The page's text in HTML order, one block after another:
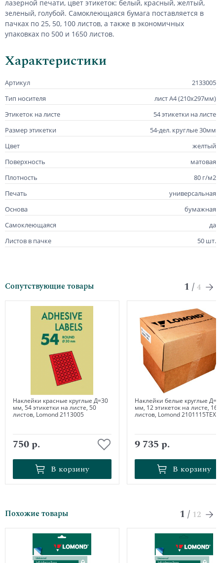
лазерной печати, цвет этикеток: белый, красный, желтый,
зеленый, голубой. Самоклеющаяся бумага поставляется в
пачках по 25, 50, 100 листов, а также в экономичных
упаковках по 500 и 1650 листов.
Характеристики
Артикул
2133005
Тип носителя
лист А4 (210х297мм)
Этикеток на листе
54 этикетки на листе
Размер этикетки
54-дел. круглые 30мм
Цвет
желтый
Поверхность
матовая
Плотность
80 г/м2
Печать
универсальная
Основа
бумажная
Самоклеющаяся
да
Листов в пачке
50 шт.
Сопутствующие товары 1 / 4
Наклейки красные круглые Д=30
мм, 54 этикетки на листе, 50
листов, Lomond 2113005
750 р.
В корзину
В корзину
Наклейки белые круглые
мм, 12 этикеток на листе,
листов, Lomond 2101115ТЕХ
9 735 р.
В корзину
В корзину
Похожие товары 1 / 12